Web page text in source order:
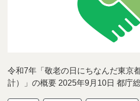
令和7年「敬老の日にちなんだ東京
計）」の概要 2025年9月10日 都庁